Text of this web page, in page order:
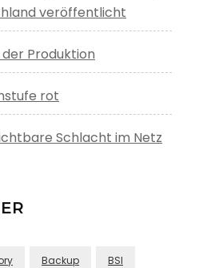
veröffentlicht
Produktion
rot
Schlacht im Netz
Backup BSI